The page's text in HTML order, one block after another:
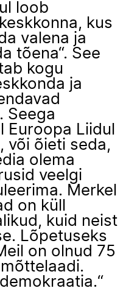
loob
kus
valena ja
tõena“. See
kogu
ja
Seega
Euroopa Liidul
või õieti seda,
olema
veelgi
Merkel
on küll
kuid neist
Lõpetuseks
on olnud 75